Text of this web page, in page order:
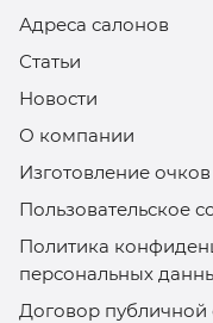
Адреса салонов
Статьи
Новости
О компании
Изготовление очков
Пользовательское
Политика
персональных
Договор публичной